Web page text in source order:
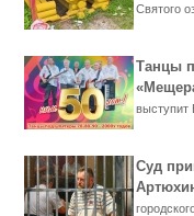
Святого
Танцы
выступит
Суд